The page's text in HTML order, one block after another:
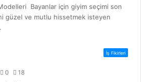
Bayanlar için giyim seçimi son
güzel ve mutlu hissetmek isteyen
İş Fikirleri
0 18